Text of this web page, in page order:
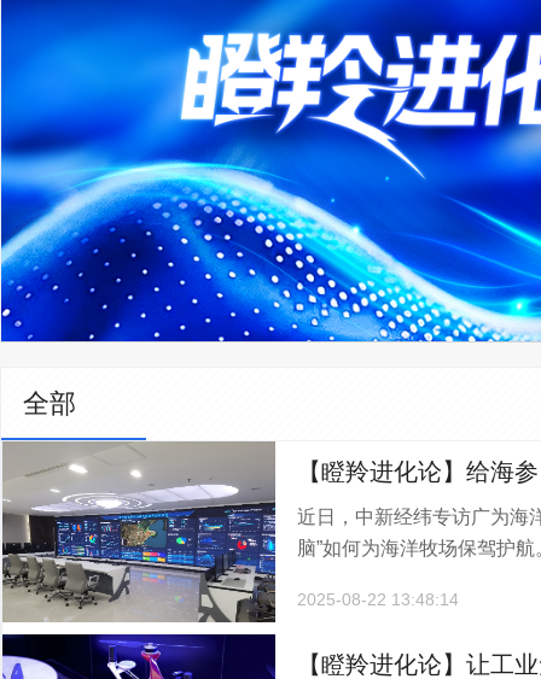
全部
【瞪羚进化论】给海
家公司给海洋牧场装上
近日，中新经纬专访广为海
脑”如何为海洋牧场保驾护航
2025-08-22 13:48:14
【瞪羚进化论】让工